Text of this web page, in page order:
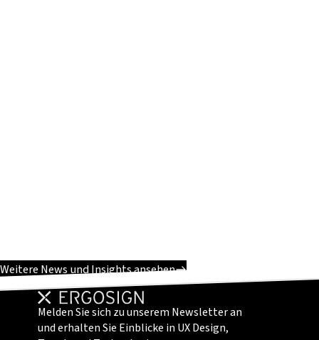
Weitere News und Insights ansehen
Melden Sie sich zu unserem Newsletter an
und erhalten Sie Einblicke in UX Design,